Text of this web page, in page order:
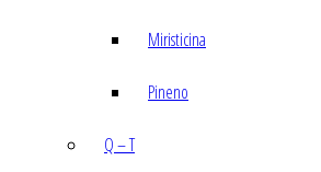
Miristicina
Pineno
Q – T